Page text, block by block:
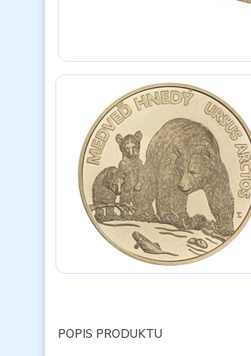
POPIS PRODUKTU